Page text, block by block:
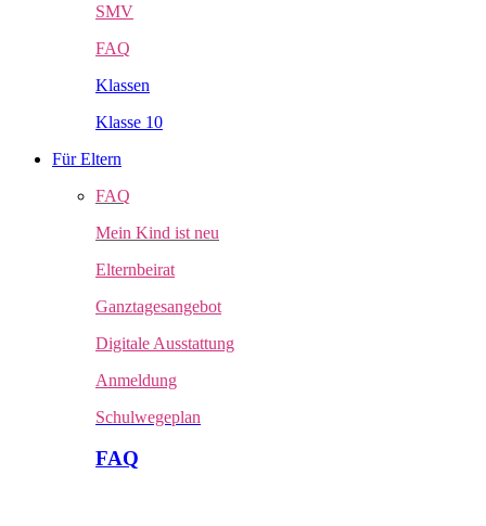
SMV
FAQ
Klassen
Klasse 10
Für Eltern
FAQ
Mein Kind ist neu
Elternbeirat
Ganztagesangebot
Digitale Ausstattung
Anmeldung
Schulwegeplan
FAQ